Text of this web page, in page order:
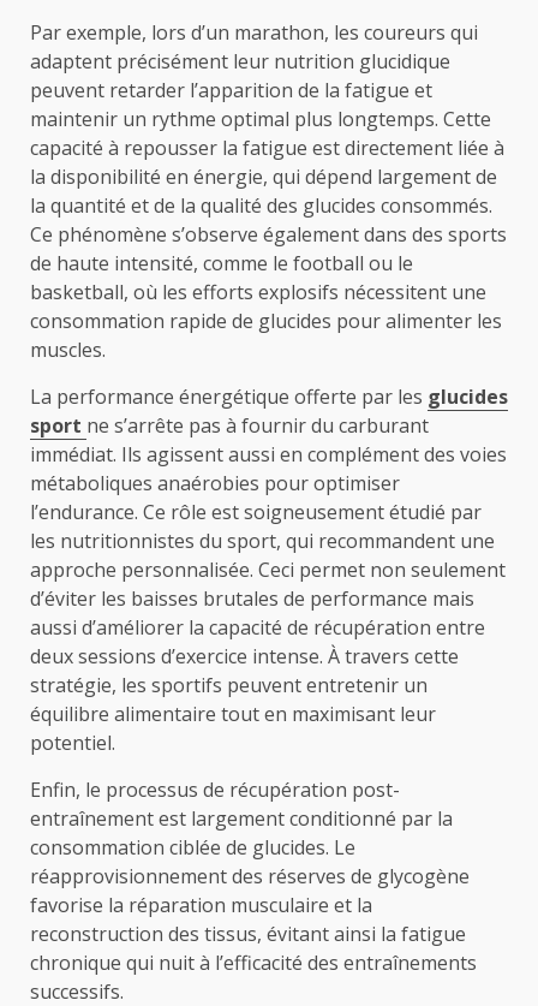
Par exemple, lors d’un marathon, les coureurs qui
adaptent précisément leur nutrition glucidique
peuvent retarder l’apparition de la fatigue et
maintenir un rythme optimal plus longtemps. Cette
capacité à repousser la fatigue est directement liée à
la disponibilité en énergie, qui dépend largement de
la quantité et de la qualité des glucides consommés.
Ce phénomène s’observe également dans des sports
de haute intensité, comme le football ou le
basketball, où les efforts explosifs nécessitent une
consommation rapide de glucides pour alimenter les
muscles.
La performance énergétique offerte par les glucides
sport ne s’arrête pas à fournir du carburant
immédiat. Ils agissent aussi en complément des voies
métaboliques anaérobies pour optimiser
l’endurance. Ce rôle est soigneusement étudié par
les nutritionnistes du sport, qui recommandent une
approche personnalisée. Ceci permet non seulement
d’éviter les baisses brutales de performance mais
aussi d’améliorer la capacité de récupération entre
deux sessions d’exercice intense. À travers cette
stratégie, les sportifs peuvent entretenir un
équilibre alimentaire tout en maximisant leur
potentiel.
Enfin, le processus de récupération post-
entraînement est largement conditionné par la
consommation ciblée de glucides. Le
réapprovisionnement des réserves de glycogène
favorise la réparation musculaire et la
reconstruction des tissus, évitant ainsi la fatigue
chronique qui nuit à l’efficacité des entraînements
successifs.